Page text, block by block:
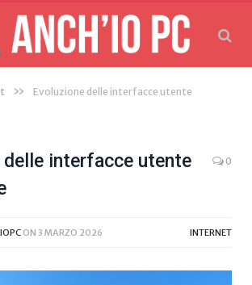
»
Evoluzione delle interfacce utente
delle interfacce utente
0
ON 3 MARZO 2026 INTERNET